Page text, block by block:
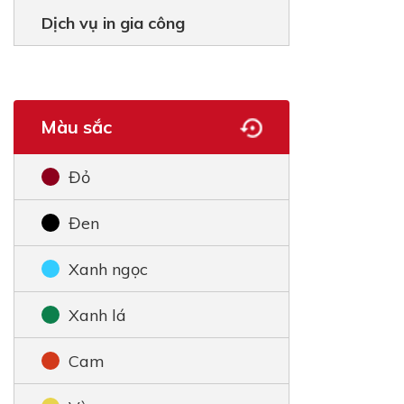
Dịch vụ in gia công
Màu sắc
Đỏ
Đen
Xanh ngọc
Xanh lá
Cam